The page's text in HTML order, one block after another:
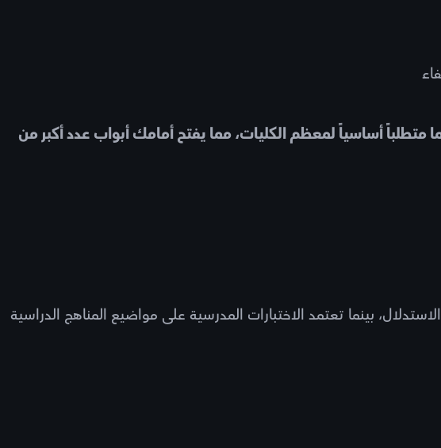
متطلباً أساسياً لمعظم الكليات، مما يفتح أمامك أبواب عدد أكبر من
بينما تعتمد الاختبارات المدرسية على مواضيع المناهج الدراسية